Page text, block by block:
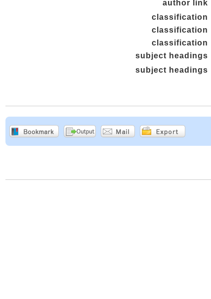
author link
classification
classification
classification
subject headings
subject headings